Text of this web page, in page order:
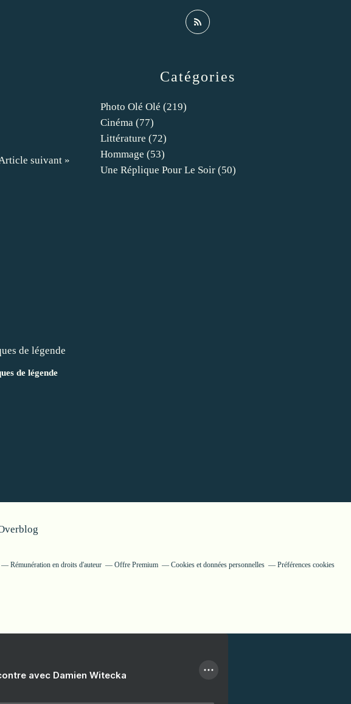
suivant »
de légende
Catégories
Photo Olé Olé (219)
Cinéma (77)
Littérature (72)
Hommage (53)
Une Réplique Pour Le Soir (50)
Rémunération en droits d'auteur Offre Premium Cookies et données personnelles Préférences cookies
avec Damien Witecka